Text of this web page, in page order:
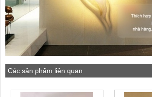
Các sản phẩm liên quan